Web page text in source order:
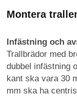
Montera
Infästning och
Trallbrädor med
dubbel infästning
kant ska vara 30
mm ska ha